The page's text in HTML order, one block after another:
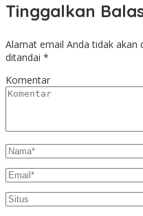
Tinggalkan
Alamat email Anda tidak akan
ditandai *
Komentar